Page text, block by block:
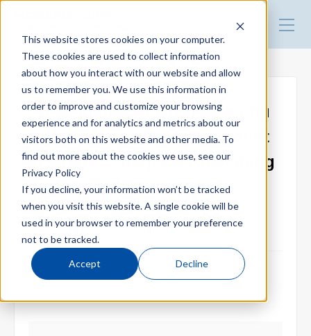
This website stores cookies on your computer.
These cookies are used to collect information
about how you interact with our website and allow
us to remember you. We use this information in
order to improve and customize your browsing
experience and for analytics and metrics about our
visitors both on this website and other media. To
find out more about the cookies we use, see our
Privacy Policy
If you decline, your information won’t be tracked
when you visit this website. A single cookie will be
used in your browser to remember your preference
not to be tracked.
Accept Decline
in Injection molding
Top
Blog for productivity improvement
Webinar
Webinar report
Video library
【For Vietnam】Thời gian chu
kỳ ngắn hơn 62% so với robot
xi lanh khí, giúp cải thiện đáng
kể năng suất
EXZⅡ (Reduce mold changing time and take-out time)
2024.12.20